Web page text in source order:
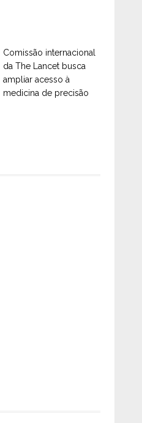
Comissão internacional
da The Lancet busca
ampliar acesso à
medicina de precisão